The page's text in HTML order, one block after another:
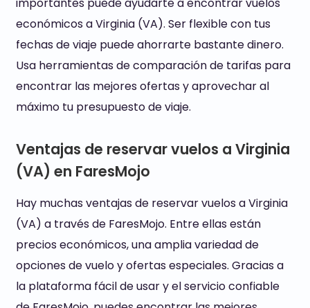
económicos a Virginia (VA). Ser flexible con tus
fechas de viaje puede ahorrarte bastante dinero.
Usa herramientas de comparación de tarifas para
encontrar las mejores ofertas y aprovechar al
máximo tu presupuesto de viaje.
Ventajas de reservar vuelos a Virginia
(VA) en FaresMojo
Hay muchas ventajas de reservar vuelos a Virginia
(VA) a través de FaresMojo. Entre ellas están
precios económicos, una amplia variedad de
opciones de vuelo y ofertas especiales. Gracias a
la plataforma fácil de usar y el servicio confiable